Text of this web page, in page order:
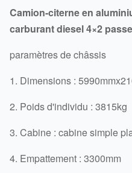
Camion-citerne en
carburant diesel 4×2
paramètres de châssis
1. Dimensions :
2. Poids d'individu : 3815kg
3. Cabine : cabine simple
4. Empattement : 3300mm